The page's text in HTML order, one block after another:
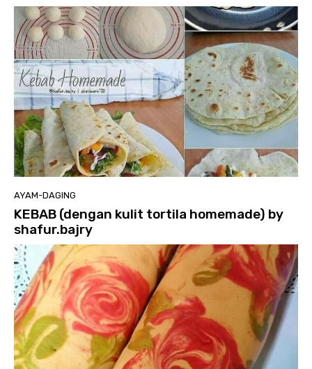
AYAM-DAGING
KEBAB (dengan kulit tortila homemade) by
shafur.bajry